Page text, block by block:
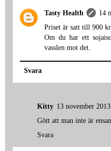
Tasty Health
14
Priset är satt till 900 kr.
Om du har ett
vasslen mot det.
Svara
Kitty 13 november
Gött att man inte är
Svara